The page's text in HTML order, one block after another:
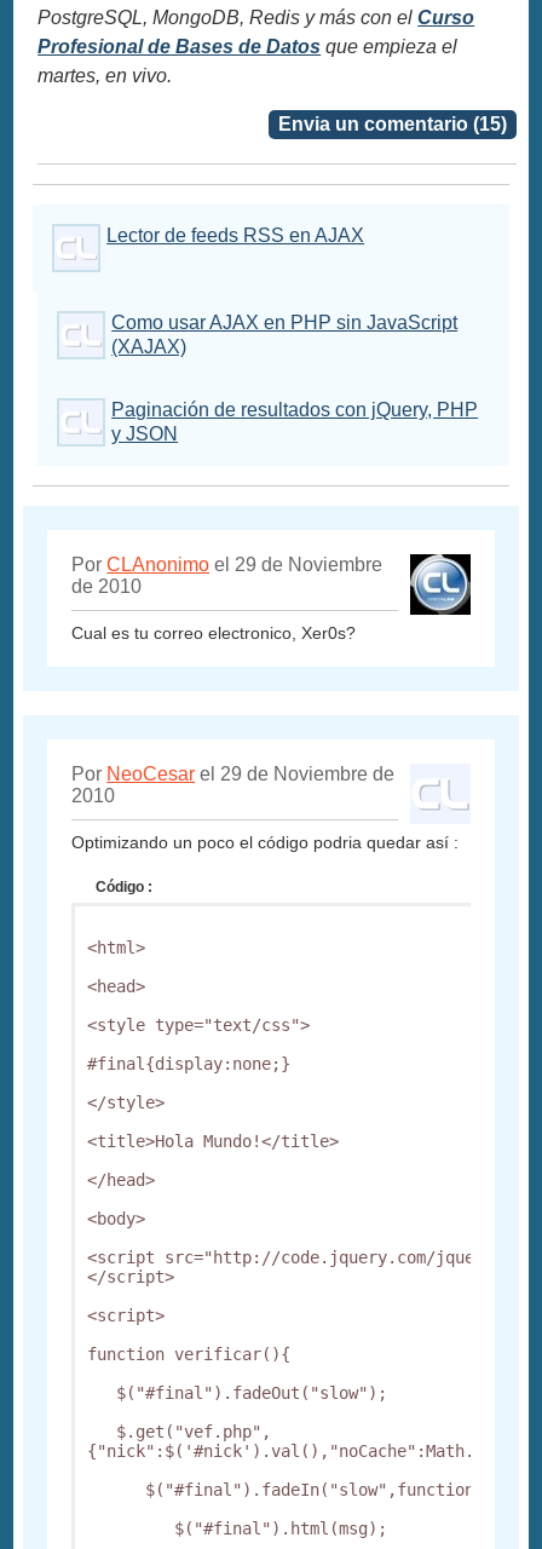
PostgreSQL, MongoDB, Redis y más con elCurso
Profesional de Bases de Datos que empieza el
martes, en vivo.
Envia un comentario (15)
Lector de feeds RSS en AJAX
Como usar AJAX en PHP sin JavaScript
(XAJAX)
Paginación de resultados con jQuery, PHP
y JSON
PorCLAnonimo el 29 de Noviembre
de 2010
Cual es tu correo electronico, Xer0s?
Por NeoCesar el 29 de Noviembre de
2010
Optimizando un poco el código podria quedar así :
Código :
<html>
<head>
<style type="text/css">
#final{display:none;}
</style>
<title>Hola Mundo!</title>
</head>
<body>
<script src="http://code.jquery.com/jquery-
</script>
<script>
function verificar(){
$("#final").fadeOut("slow");
$.get("vef.php",
$("#final").fadeIn("slow",function(){
$("#final").html(msg);